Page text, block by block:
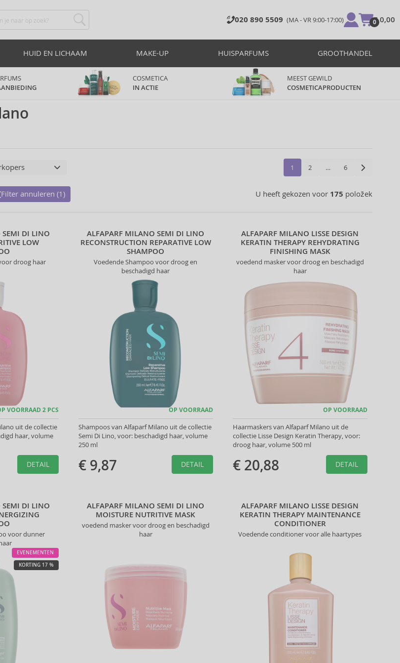
020 890 5509 (MA - VR 9:00-17:00) 0
€ 0,00
HUID EN LICHAAM MAKE-UP HUISPARFUMS GROOTHANDEL
COSMETICA
IN ACTIE
MEEST GEWILD
COSMETICAPRODUCTEN
1 2 … 6
U heeft gekozen voor 175 položek
Filter annuleren (1)
SEMI DI LINO
LOW
droog haar
VOORRAAD 2 PCS
uit de collectie
haar, volume
DETAIL
ALFAPARF MILANO SEMI DI LINO
RECONSTRUCTION REPARATIVE LOW
SHAMPOO
Voedende Shampoo voor droog en
beschadigd haar
OP VOORRAAD
Shampoos van Alfaparf Milano uit de collectie
Semi Di Lino, voor: beschadigd haar, volume
250 ml
€ 9,87 DETAIL
ALFAPARF MILANO LISSE DESIGN
KERATIN THERAPY REHYDRATING
FINISHING MASK
voedend masker voor droog en beschadigd
haar
OP VOORRAAD
Haarmaskers van Alfaparf Milano uit de
collectie Lisse Design Keratin Therapy, voor:
droog haar, volume 500 ml
€ 20,88 DETAIL
SEMI DI LINO
voor dunner
EVENEMENTEN
KORTING 17 %
ALFAPARF MILANO SEMI DI LINO
MOISTURE NUTRITIVE MASK
voedend masker voor droog en beschadigd
haar
ALFAPARF MILANO LISSE DESIGN
KERATIN THERAPY MAINTENANCE
CONDITIONER
Voedende conditioner voor alle haartypes